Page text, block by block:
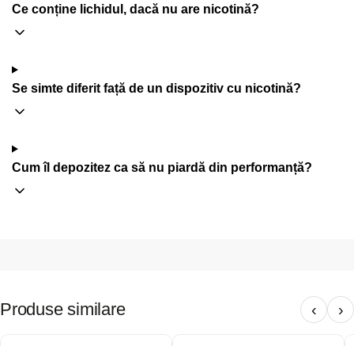
Ce conține lichidul, dacă nu are nicotină?
Se simte diferit față de un dispozitiv cu nicotină?
Cum îl depozitez ca să nu piardă din performanță?
Produse similare ‹ ›